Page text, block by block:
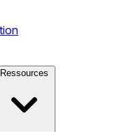
Ressources